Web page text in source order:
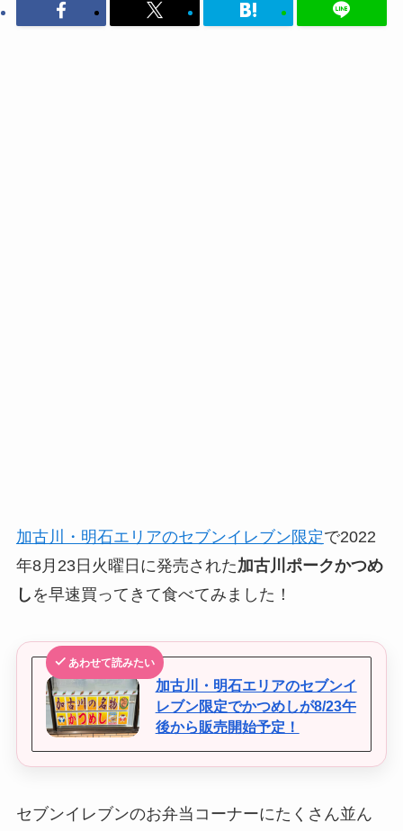
加古川・明石エリアのセブンイレブン限定で2022
年8月23日火曜日に発売された加古川ポークかつめ
し を早速買ってきて食べてみました！
あわせて読みたい
加古川・明石エリアのセブンイ
レブン限定でかつめしが8/23午
後から販売開始予定！
セブンイレブンのお弁当コーナーにたくさん並ん